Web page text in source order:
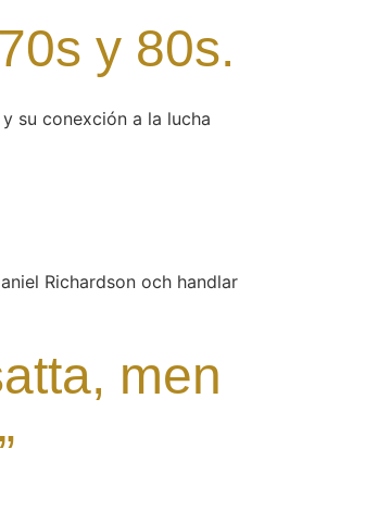
y 80s.
su conexción a la lucha
Richardson och handlar
men